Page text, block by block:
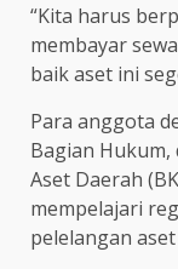
“Kita harus
membayar
baik aset ini
Para anggota
Bagian Hukum,
Aset Daerah
mempelajari
pelelangan